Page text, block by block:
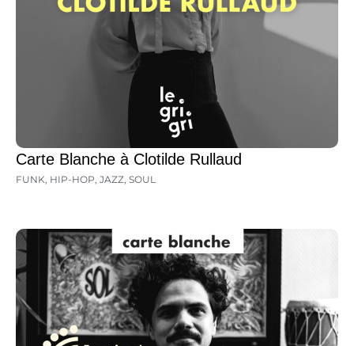
Carte Blanche à Clotilde Rullaud
FUNK, HIP-HOP, JAZZ, SOUL